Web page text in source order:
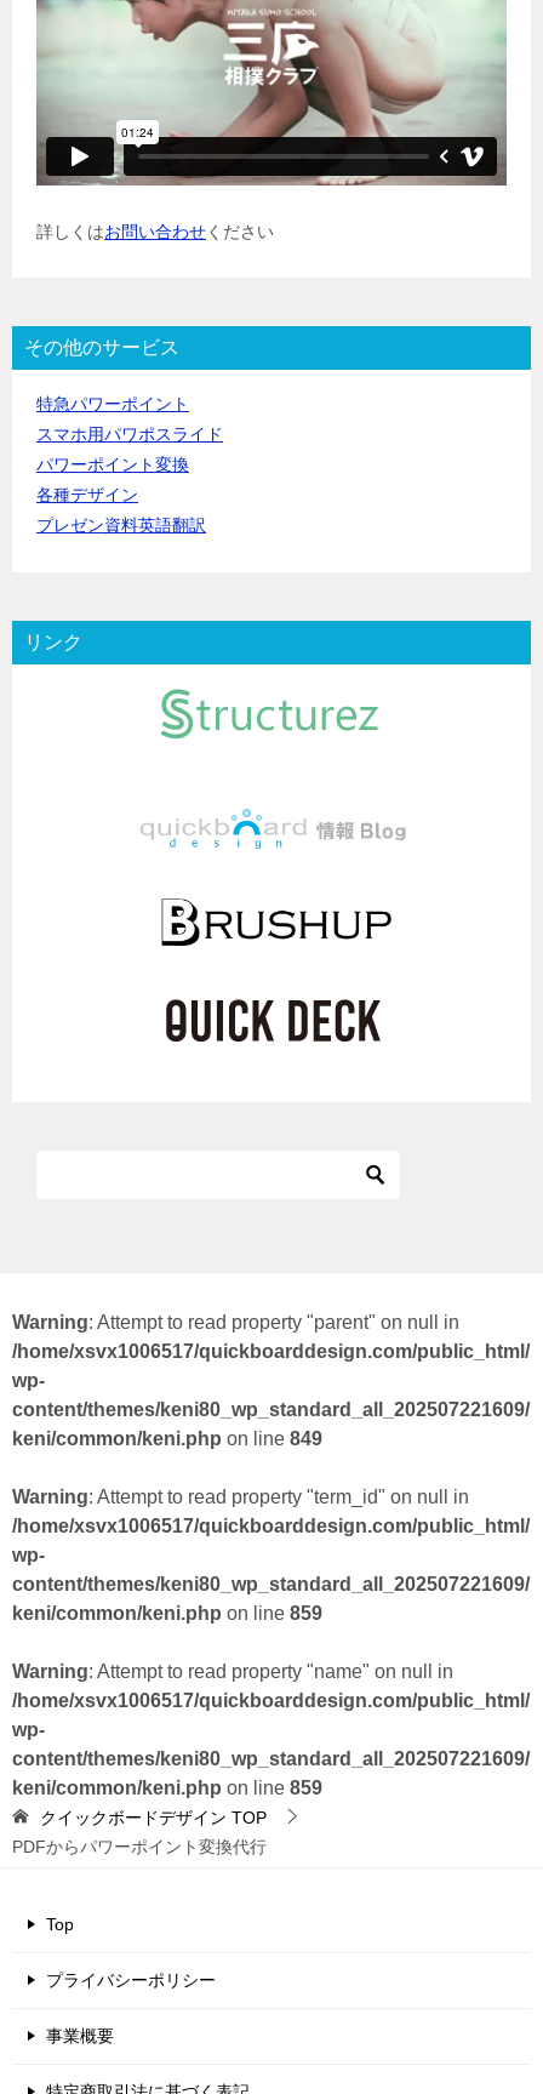
詳しくはお問い合わせください
その他のサービス
特急パワーポイント
スマホ用パワポスライド
パワーポイント変換
各種デザイン
プレゼン資料英語翻訳
リンク
Warning: Attempt to read property "parent" on null in
/home/xsvx1006517/quickboarddesign.com/public_html/
wp-
content/themes/keni80_wp_standard_all_202507221609/
keni/common/keni.php on line 849
Warning: Attempt to read property "term_id" on null in
/home/xsvx1006517/quickboarddesign.com/public_html/
wp-
content/themes/keni80_wp_standard_all_202507221609/
keni/common/keni.php on line 859
Warning: Attempt to read property "name" on null in
/home/xsvx1006517/quickboarddesign.com/public_html/
wp-
content/themes/keni80_wp_standard_all_202507221609/
keni/common/keni.php on line 859
クイックボードデザイン TOP
PDFからパワーポイント変換代行
Top
プライバシーポリシー
事業概要